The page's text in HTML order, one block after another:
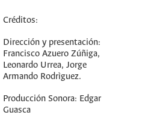
Créditos:
Dirección y presentación:
Francisco Azuero Zúñiga,
Leonardo Urrea, Jorge
Armando Rodrìguez.
Producción Sonora: Edgar
Guasca